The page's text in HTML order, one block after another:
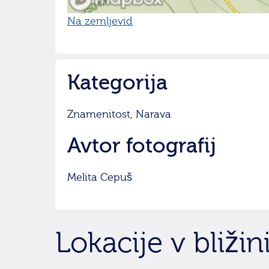
Na zemljevid
Kategorija
Znamenitost, Narava
Avtor fotografij
Melita Cepuš
Lokacije v